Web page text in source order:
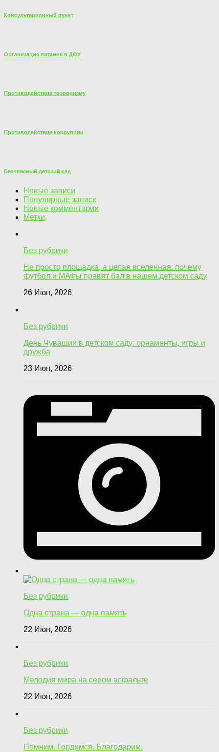
Консультационный пункт
Организация питания в ДОУ
Противодействия терроризму
Противодействие коррупции
Безопасный детский сад
Новые записи
Популярные записи
Новые комментарии
Метки
Без рубрики
Не просто площадка, а целая вселенная: почему
футбол и МАФы правят бал в нашем детском саду
26 Июн, 2026
Без рубрики
День Чувашии в детском саду: орнаменты, игры и
дружба
23 Июн, 2026
Без рубрики
Одна страна — одна память
22 Июн, 2026
Без рубрики
Мелодия мира на сером асфальте
22 Июн, 2026
Без рубрики
Помним. Гордимся. Благодарим.